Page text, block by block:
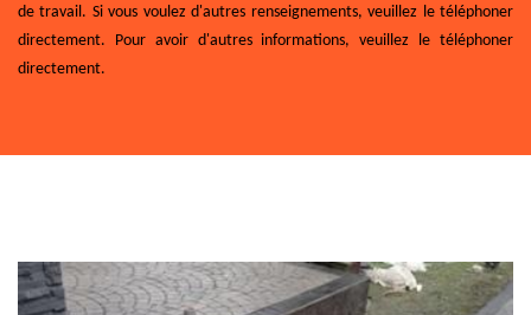
de travail. Si vous voulez d'autres renseignements, veuillez le téléphoner
directement. Pour avoir d'autres informations, veuillez le téléphoner
directement.